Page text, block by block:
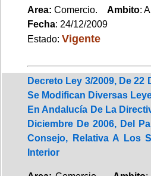
Area: Comercio. Ambito:
Fecha: 24/12/2009
Estado: Vigente
Decreto Ley 3/2009, De 22
Se Modifican Diversas
En Andalucía De La
Diciembre De 2006, Del
Consejo, Relativa A Los
Interior